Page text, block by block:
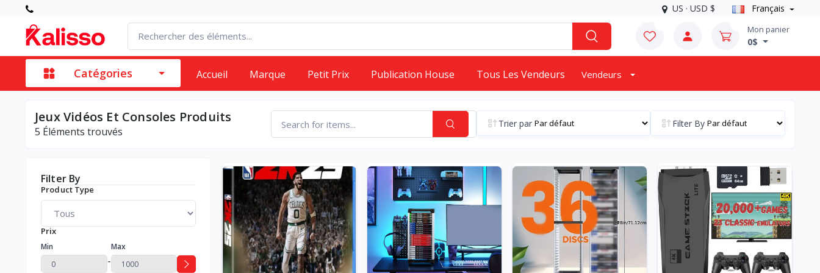
US · USD $ Français
Mon panier
0$
Catégories Accueil Marque Petit Prix Publication House Tous Les Vendeurs Vendeurs
Jeux Vidéos Et Consoles Produits
5 Éléments trouvés
Trier par Filter By
Filter By
Product Type
Prix
Min
-
Max